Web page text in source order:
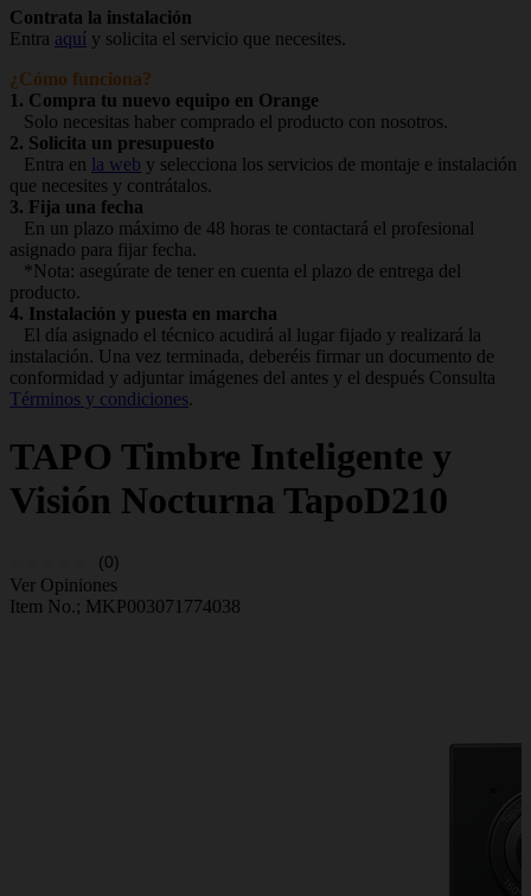
Contrata la instalación
Entra aquí y solicita el servicio que necesites.
¿Cómo funciona?
1. Compra tu nuevo equipo en Orange
Solo necesitas haber comprado el producto con nosotros.
2. Solicita un presupuesto
Entra en la web y selecciona los servicios de montaje e instalación
que necesites y contrátalos.
3. Fija una fecha
En un plazo máximo de 48 horas te contactará el profesional
asignado para fijar fecha.
*Nota: asegúrate de tener en cuenta el plazo de entrega del
producto.
4. Instalación y puesta en marcha
El día asignado el técnico acudirá al lugar fijado y realizará la
instalación. Una vez terminada, deberéis firmar un documento de
conformidad y adjuntar imágenes del antes y el después Consulta
Términos y condiciones.
TAPO Timbre Inteligente y
Visión Nocturna TapoD210
(0)
Ver Opiniones
Item No.; MKP003071774038